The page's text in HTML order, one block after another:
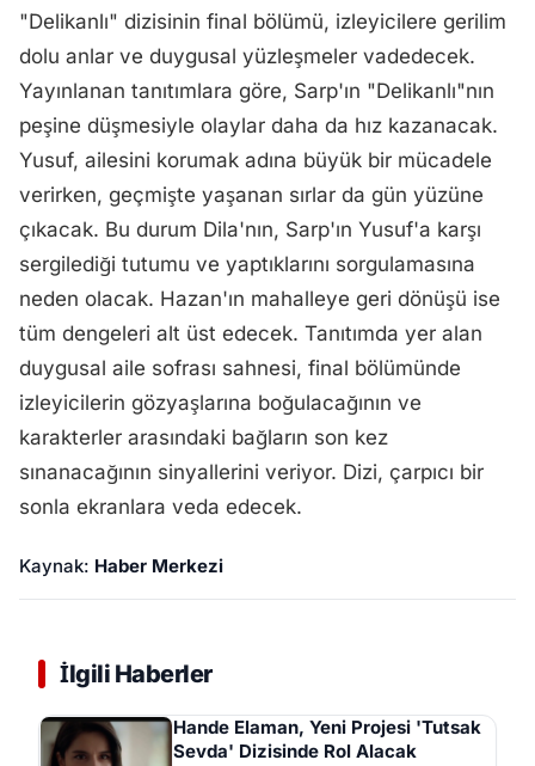
"Delikanlı" dizisinin final bölümü, izleyicilere gerilim
dolu anlar ve duygusal yüzleşmeler vadedecek.
Yayınlanan tanıtımlara göre, Sarp'ın "Delikanlı"nın
peşine düşmesiyle olaylar daha da hız kazanacak.
Yusuf, ailesini korumak adına büyük bir mücadele
verirken, geçmişte yaşanan sırlar da gün yüzüne
çıkacak. Bu durum Dila'nın, Sarp'ın Yusuf'a karşı
sergilediği tutumu ve yaptıklarını sorgulamasına
neden olacak. Hazan'ın mahalleye geri dönüşü ise
tüm dengeleri alt üst edecek. Tanıtımda yer alan
duygusal aile sofrası sahnesi, final bölümünde
izleyicilerin gözyaşlarına boğulacağının ve
karakterler arasındaki bağların son kez
sınanacağının sinyallerini veriyor. Dizi, çarpıcı bir
sonla ekranlara veda edecek.
Kaynak: Haber Merkezi
İlgili Haberler
Hande Elaman, Yeni Projesi 'Tutsak
Sevda' Dizisinde Rol Alacak